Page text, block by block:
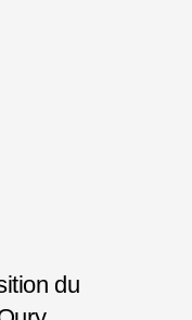
du